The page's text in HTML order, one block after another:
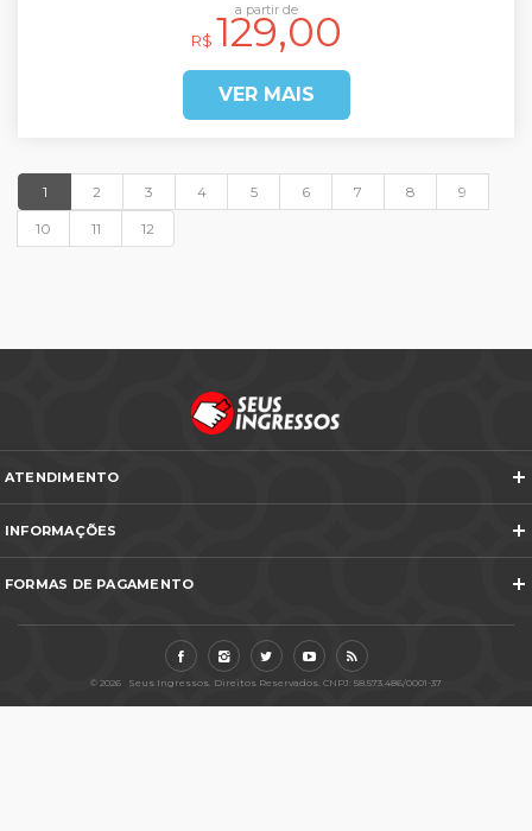
a partir de
R$ 129,00
VER MAIS
1 2 3 4 5 6 7 8 9
10 11 12
ATENDIMENTO
INFORMAÇÕES
FAQ
Entre em Contato
FORMAS DE PAGAMENTO
© 2026 Seus Ingressos. Direitos Reservados. CNPJ: 58.573.486/0001-37